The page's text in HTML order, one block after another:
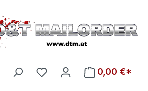
Du hast 0 Produkte auf
0,00 €*